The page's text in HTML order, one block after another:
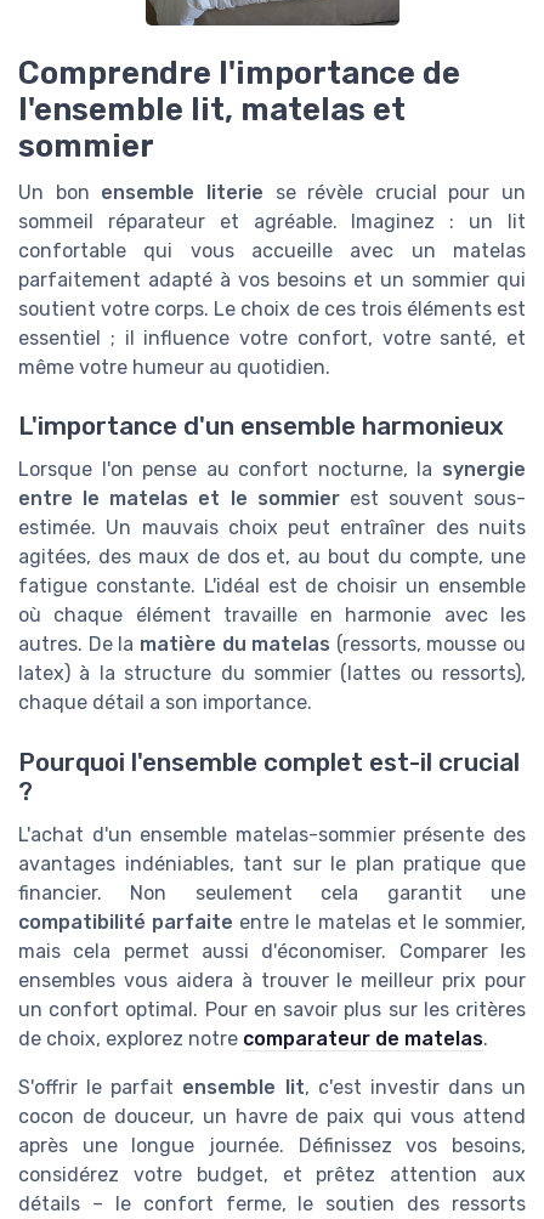
Comprendre l'importance de
l'ensemble lit, matelas et
sommier
Un bon ensemble literie se révèle crucial pour un
sommeil réparateur et agréable. Imaginez : un lit
confortable qui vous accueille avec un matelas
parfaitement adapté à vos besoins et un sommier qui
soutient votre corps. Le choix de ces trois éléments est
essentiel ; il influence votre confort, votre santé, et
même votre humeur au quotidien.
L'importance d'un ensemble harmonieux
Lorsque l'on pense au confort nocturne, la synergie
entre le matelas et le sommierest souvent sous-
estimée. Un mauvais choix peut entraîner des nuits
agitées, des maux de dos et, au bout du compte, une
fatigue constante. L'idéal est de choisir un ensemble
où chaque élément travaille en harmonie avec les
autres. De la matière du matelas (ressorts, mousse ou
latex) à la structure du sommier (lattes ou ressorts),
chaque détail a son importance.
Pourquoi l'ensemble complet est-il crucial
?
L'achat d'un ensemble matelas-sommier présente des
avantages indéniables, tant sur le plan pratique que
financier. Non seulement cela garantit une
compatibilité parfaite entre le matelas et le sommier,
mais cela permet aussi d'économiser. Comparer les
ensembles vous aidera à trouver le meilleur prix pour
un confort optimal. Pour en savoir plus sur les critères
de choix, explorez notre comparateur de matelas.
S'offrir le parfait ensemble lit, c'est investir dans un
cocon de douceur, un havre de paix qui vous attend
après une longue journée. Définissez vos besoins,
considérez votre budget, et prêtez attention aux
détails – le confort ferme, le soutien des ressorts